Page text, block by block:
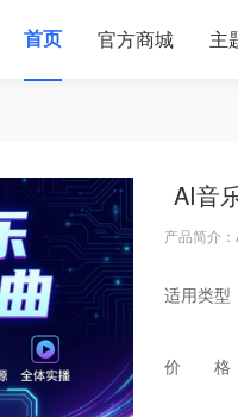
首页 官方商城 主
AI音
产品简介
适用类型
价 格